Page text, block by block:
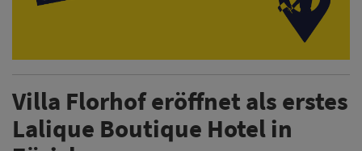
Villa Florhof eröffnet als erstes
Lalique Boutique Hotel in